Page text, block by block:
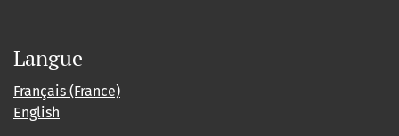
Langue
Français (France)
English